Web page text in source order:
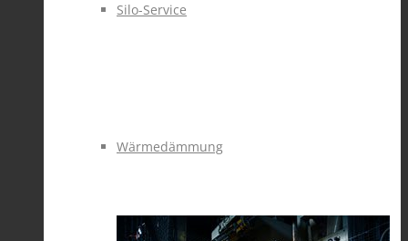
Silo-Service
Wärmedämmung